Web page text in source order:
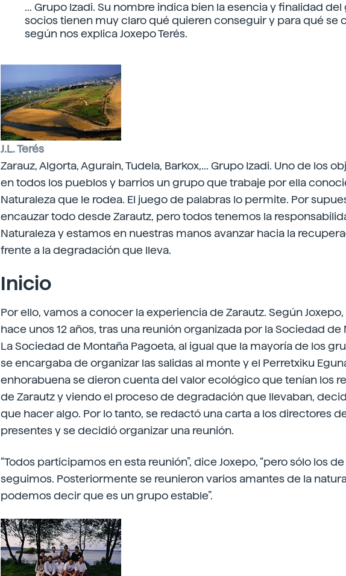
... Grupo Izadi. Su nombre indica bien la esencia y finalidad del
socios tienen muy claro qué quieren conseguir y para qué se
según nos explica Joxepo Terés.
J.L. Terés
Zarauz, Algorta, Agurain, Tudela, Barkox,... Grupo Izadi. Uno de los
en todos los pueblos y barrios un grupo que trabaje por ella
Naturaleza que le rodea. El juego de palabras lo permite. Por
encauzar todo desde Zarautz, pero todos tenemos la
Naturaleza y estamos en nuestras manos avanzar hacia la
frente a la degradación que lleva.
Inicio
Por ello, vamos a conocer la experiencia de Zarautz. Según
hace unos 12 años, tras una reunión organizada por la Sociedad de
La Sociedad de Montaña Pagoeta, al igual que la mayoría de los
se encargaba de organizar las salidas al monte y el Perretxiku
enhorabuena se dieron cuenta del valor ecológico que tenían los
de Zarautz y viendo el proceso de degradación que llevaban,
que hacer algo. Por lo tanto, se redactó una carta a los directores
presentes y se decidió organizar una reunión.
“Todos participamos en esta reunión”, dice Joxepo, “pero sólo los
seguimos. Posteriormente se reunieron varios amantes de la
podemos decir que es un grupo estable”.